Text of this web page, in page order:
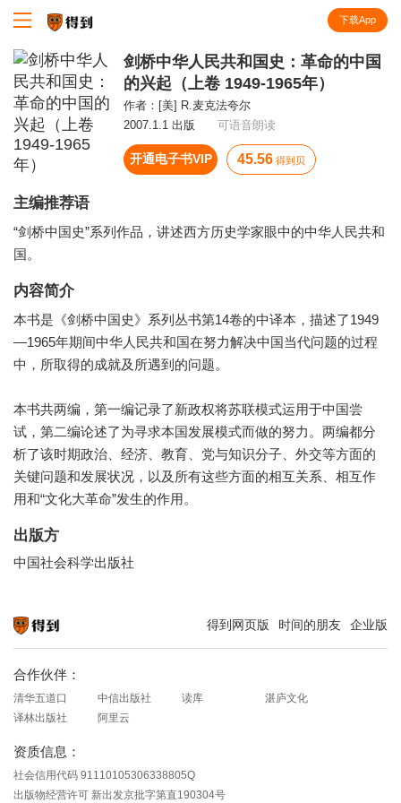
下载App
剑桥中华人民共和国史：革命的中国
的兴起（上卷 1949-1965年）
作者： [美] R.麦克法夸尔
2007.1.1 出版
可语音朗读
开通电子书VIP 45.56 得到贝
主编推荐语
“剑桥中国史”系列作品，讲述西方历史学家眼中的中华人民共和
国。
内容简介
本书是《剑桥中国史》系列丛书第14卷的中译本，描述了1949
—1965年期间中华人民共和国在努力解决中国当代问题的过程
中，所取得的成就及所遇到的问题。
本书共两编，第一编记录了新政权将苏联模式运用于中国尝
试，第二编论述了为寻求本国发展模式而做的努力。两编都分
析了该时期政治、经济、教育、党与知识分子、外交等方面的
关键问题和发展状况，以及所有这些方面的相互关系、相互作
用和“文化大革命”发生的作用。
出版方
中国社会科学出版社
得到网页版 时间的朋友 企业版
合作伙伴：
清华五道口 中信出版社 读库
湛庐文化
译林出版社
阿里云
资质信息：
社会信用代码 91110105306338805Q
出版物经营许可 新出发京批字第直190304号